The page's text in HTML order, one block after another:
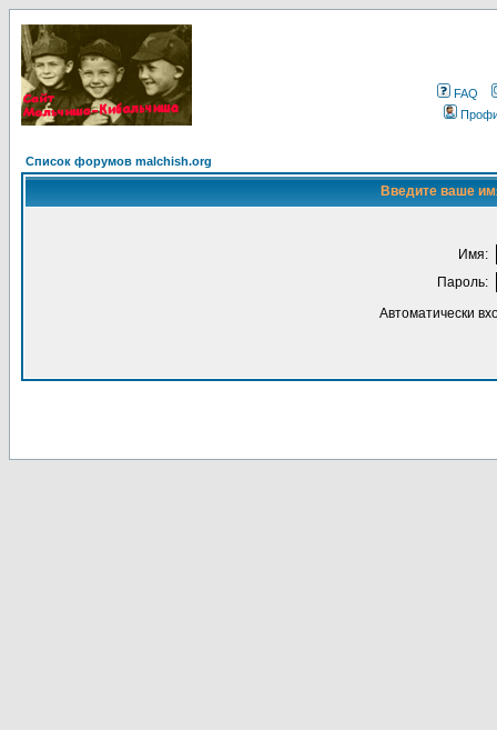
FAQ
Список форумов malchish.org
Введите ваше
Имя:
Пароль:
Автоматически